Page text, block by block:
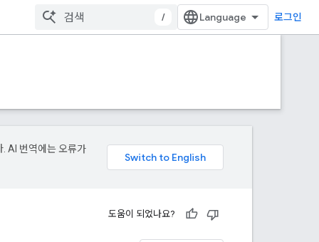
/ 로그인
AI 번역에는 오류가
도움이 되었나요?